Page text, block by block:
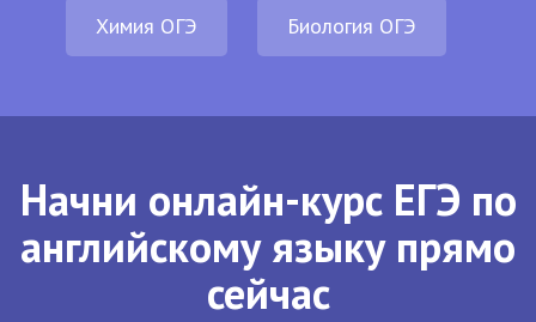
Химия ОГЭ Биология ОГЭ
Начни онлайн-курс ЕГЭ по
английскому языку прямо
сейчас